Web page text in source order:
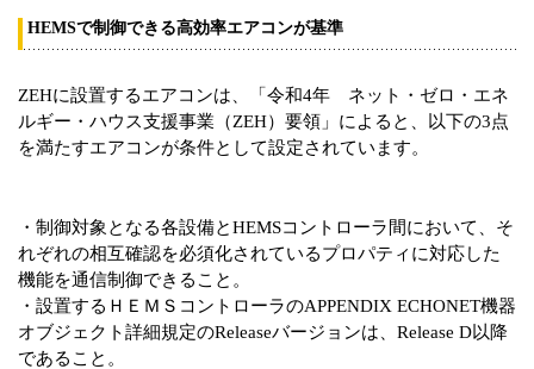
HEMSで制御できる高効率エアコンが基準
ZEHに設置するエアコンは、「令和4年 ネット・ゼロ・エネ
ルギー・ハウス支援事業（ZEH）要領」によると、以下の3点
を満たすエアコンが条件として設定されています。
・制御対象となる各設備とHEMSコントローラ間において、そ
れぞれの相互確認を必須化されているプロパティに対応した
機能を通信制御できること。
・設置するＨＥＭＳコントローラのAPPENDIX ECHONET機器
オブジェクト詳細規定のReleaseバージョンは、Release D以降
であること。